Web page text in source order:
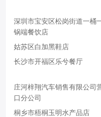
深圳市宝安区松岗街道一桶
锅端餐饮店
姑苏区白加黑鞋店
长沙市开福区乐兮餐厅
庄河梓翔汽车销售有限公司
口分公司
桐乡市梧桐玉明水产品店